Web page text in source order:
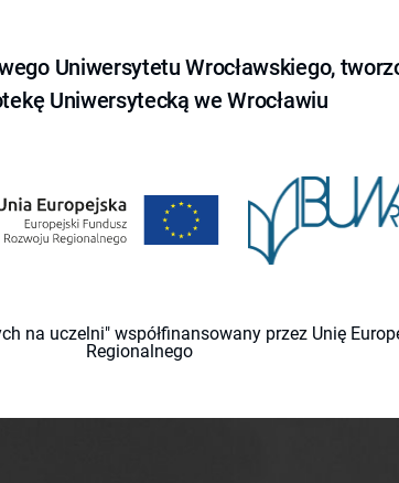
Uniwersytetu Wrocławskiego,
Uniwersytecką we Wrocławiu
na uczelni" współfinansowany przez Unię
Regionalnego